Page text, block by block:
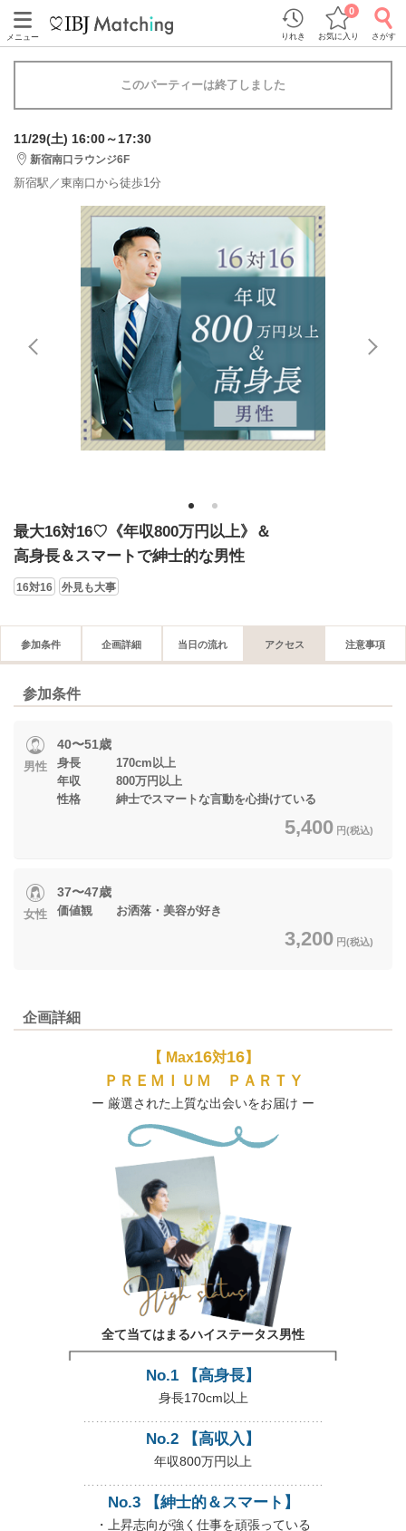
メニュー りれき お気に入り
0
さがす
このパーティーは終了しました
11/29(土) 16:00～17:30
新宿南口ラウンジ6F
新宿駅／東南口から徒歩1分
1 2
最大16対16♡《年収800万円以上》＆
高身長＆スマートで紳士的な男性
16対16 外見も大事
参加条件 企画詳細 当日の流れ アクセス 注意事項
参加条件
男性
40〜51歳
身長 170cm以上
年収 800万円以上
性格 紳士でスマートな言動を心掛けている
5,400 円(税込)
女性
37〜47歳
価値観 お洒落・美容が好き
3,200 円(税込)
企画詳細
【 Max16対16】
ＰＲＥＭＩＵＭ ＰＡＲＴＹ
ー 厳選された上質な出会いをお届け ー
全て当てはまるハイステータス男性
No.1 【高身長】
身長170cm以上
No.2 【高収入】
年収800万円以上
No.3 【紳士的＆スマート】
・上昇志向が強く仕事を頑張っている